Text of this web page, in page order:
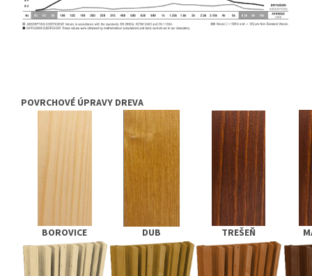
POVRCHOVÉ ÚPRAVY DREVA
BOROVICE DUB TREŠEŇ